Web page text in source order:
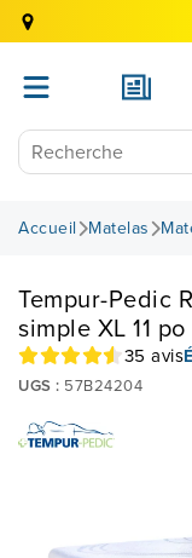
Accueil Matelas
Tempur-Pedic
simple XL 11 po
35 avis
UGS : 57B24204